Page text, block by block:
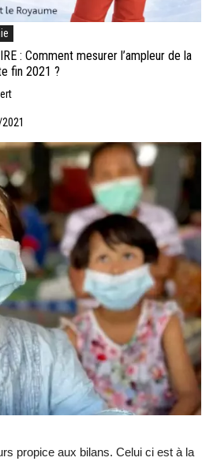
: Comment mesurer l’ampleur de la
fin 2021 ?
propice aux bilans. Celui ci est à la